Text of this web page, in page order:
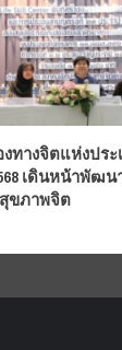
ทางจิตแห่งปร
เดินหน้าพัฒ
ขภาพจิต